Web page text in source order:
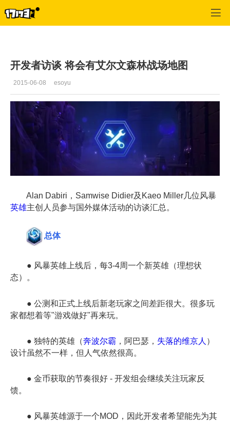
开发者访谈 将会有艾尔文森林战场地图
2015-06-08 esoyu
Alan Dabiri，Samwise Didier及Kaeo Miller几位风暴
英雄主创人员参与国外媒体活动的访谈汇总。
总体
● 风暴英雄上线后，每3-4周一个新英雄（理想状
态）。
● 公测和正式上线后新老玩家之间差距很大。很多玩
家都想着等"游戏做好"再来玩。
● 独特的英雄（奔波尔霸 ，阿巴瑟， 失落的维京人 ）
设计虽然不一样，但人气依然很高。
● 金币获取的节奏很好 - 开发组会继续关注玩家反
馈。
● 风暴英雄源于一个MOD，因此开发者希望能先为其